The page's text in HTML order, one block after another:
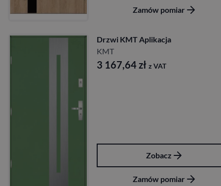
Zamów pomiar
Drzwi KMT Aplikacja
KMT
3 167,64zł z VAT
Zobacz
Zamów pomiar